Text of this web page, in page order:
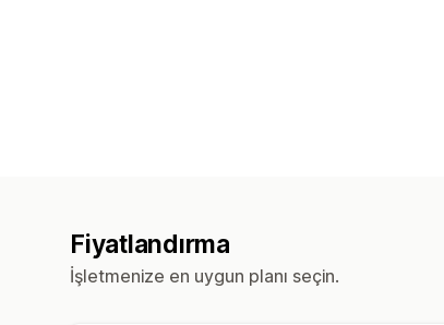
Fiyatlandırma
İşletmenize en uygun planı seçin.